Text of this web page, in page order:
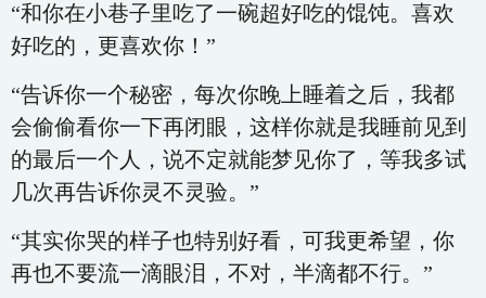
“和你在小巷子里吃了一碗超好吃的馄饨。喜欢
好吃的，更喜欢你！”
“告诉你一个秘密，每次你晚上睡着之后，我都
会偷偷看你一下再闭眼，这样你就是我睡前见到
的最后一个人，说不定就能梦见你了，等我多试
几次再告诉你灵不灵验。”
“其实你哭的样子也特别好看，可我更希望，你
再也不要流一滴眼泪，不对，半滴都不行。”